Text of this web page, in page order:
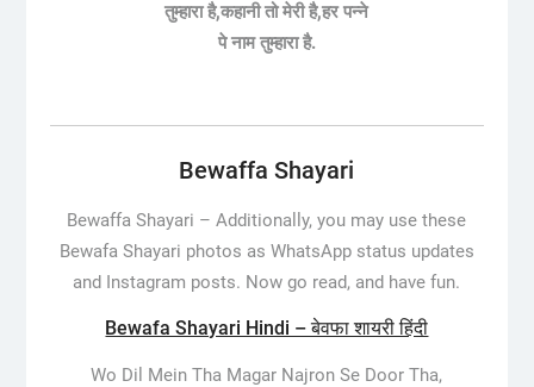
तुम्हारा है,कहानी तो मेरी है,हर पन्ने
पे नाम तुम्हारा है.
Bewaffa Shayari
Bewaffa Shayari –Additionally, you may use these
Bewafa Shayari photos as WhatsApp status updates
and Instagram posts. Now go read, and have fun.
Bewafa Shayari Hindi – बेवफा शायरी हिंदी
Wo Dil Mein Tha Magar Najron Se Door Tha,